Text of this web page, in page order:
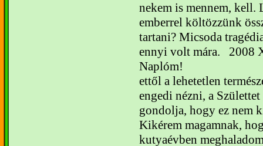
nekem is mennem, kell.
emberrel költözzünk
tartani? Micsoda
ennyi volt mára.
2008
Naplóm!
ettől a lehetetlen
engedi nézni, a
gondolja, hogy ez nem
Kikérem magamnak,
kutyaévben